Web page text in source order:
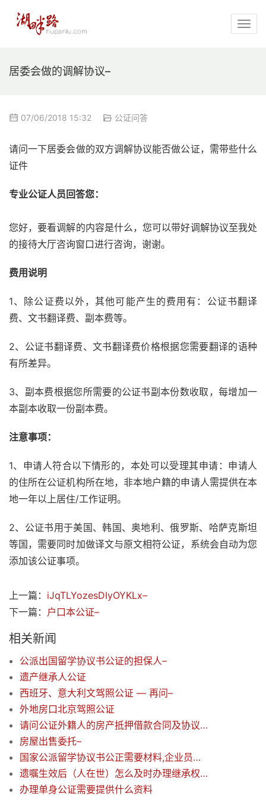
居委会做的调解协议–
07/06/2018 15:32 公证问答
请问一下居委会做的双方调解协议能否做公证，需带些什么
证件
专业公证人员回答您：
您好，要看调解的内容是什么，您可以带好调解协议至我处
的接待大厅咨询窗口进行咨询，谢谢。
费用说明
1、除公证费以外，其他可能产生的费用有：公证书翻译
费、文书翻译费、副本费等。
2、公证书翻译费、文书翻译费价格根据您需要翻译的语种
有所差异。
3、副本费根据您所需要的公证书副本份数收取，每增加一
本副本收取一份副本费。
注意事项：
1、申请人符合以下情形的，本处可以受理其申请：申请人
的住所在公证机构所在地，非本地户籍的申请人需提供在本
地一年以上居住/工作证明。
2、公证书用于美国、韩国、奥地利、俄罗斯、哈萨克斯坦
等国，需要同时加做译文与原文相符公证，系统会自动为您
添加该公证事项。
上一篇： iJqTLYozesDIyOYKLx–
下一篇： 户口本公证–
相关新闻
公派出国留学协议书公证的担保人–
遗产继承人公证
西班牙、意大利文驾照公证 — 再问–
外地房口北京驾照公证
请问公证外籍人的房产抵押借款合同及协议需要多少钱？
房屋出售委托–
国家公派留学协议书公正需要材料,企业员工担保
遗嘱生效后（人在世）怎么及时办理继承权公证
办理单身公证需要提供什么资料